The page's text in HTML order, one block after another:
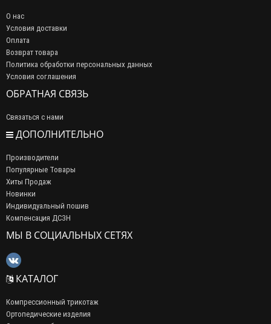
О нас
Условия доставки
Оплата
Возврат товара
Политика обработки персональных данных
Условия соглашения
ОБРАТНАЯ СВЯЗЬ
Связаться с нами
ДОПОЛНИТЕЛЬНО
Производители
Популярные Товары
Хиты Продаж
Новинки
Индивидуальный пошив
Компенсация ДСЗН
МЫ В СОЦИАЛЬНЫХ СЕТЯХ
КАТАЛОГ
Компрессионный трикотаж
Ортопедические изделия